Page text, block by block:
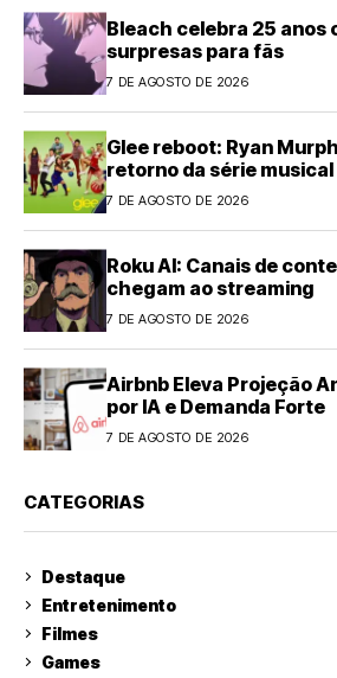
Bleach celebra 25 anos
surpresas para fãs
7 DE AGOSTO DE 2026
Glee reboot: Ryan
retorno da série musical
7 DE AGOSTO DE 2026
Roku AI: Canais de
chegam ao streaming
7 DE AGOSTO DE 2026
Airbnb Eleva Projeção
por IA e Demanda Forte
7 DE AGOSTO DE 2026
CATEGORIAS
Destaque
Entretenimento
Filmes
Games